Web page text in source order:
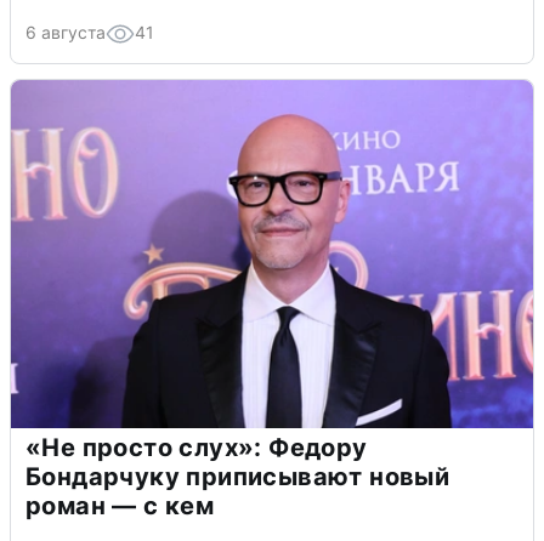
6 августа 41
«Не просто слух»: Федору
Бондарчуку приписывают новый
роман — с кем